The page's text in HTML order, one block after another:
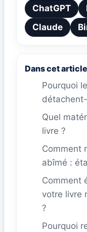
ChatGPT
Claude
Dans cet article
Pourquoi
Quel
livre ?
Comment
abîmé :
Comment
votre livre
?
Pourquoi